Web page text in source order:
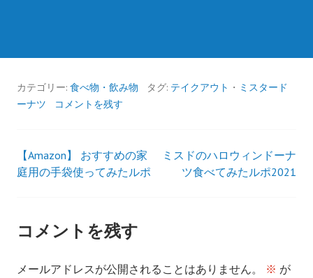
カテゴリー: 食べ物・飲み物 タグ: テイクアウト ・ ミスタード
ーナツ
コメントを残す
投
ナ
ビ
【Amazon】 おすすめの家
庭用の手袋使ってみたルポ
ミスドのハロウィンドーナ
ツ食べてみたルポ2021
コメントを残す
メールアドレスが公開されることはありません。 ※ が